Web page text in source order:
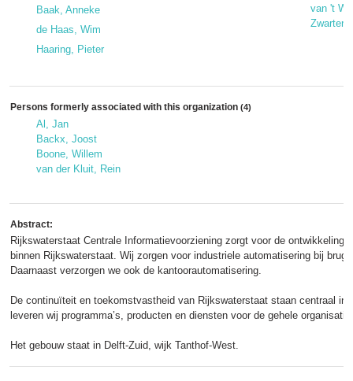
Baak, Anneke
de Haas, Wim
Haaring, Pieter
van 't
Zwarter,
Persons formerly associated with this organization (4)
Al, Jan
Backx, Joost
Boone, Willem
van der Kluit, Rein
Abstract:
Rijkswaterstaat Centrale Informatievoorziening zorgt voor de ontwikkeling
binnen Rijkswaterstaat. Wij zorgen voor industriele automatisering bij
Daarnaast verzorgen we ook de kantoorautomatisering.
De continuïteit en toekomstvastheid van Rijkswaterstaat staan centraal in
leveren wij programma’s, producten en diensten voor de gehele organisatie.
Het gebouw staat in Delft-Zuid, wijk Tanthof-West.